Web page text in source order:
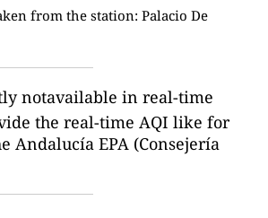
from the station: Palacio De
notavailable in real-time
the real-time AQI like for
EPA (Consejería